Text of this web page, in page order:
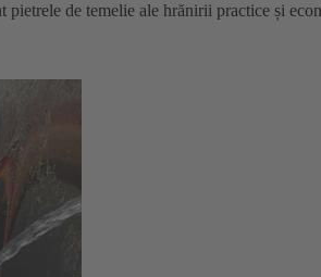
de temelie ale hrănirii practice și